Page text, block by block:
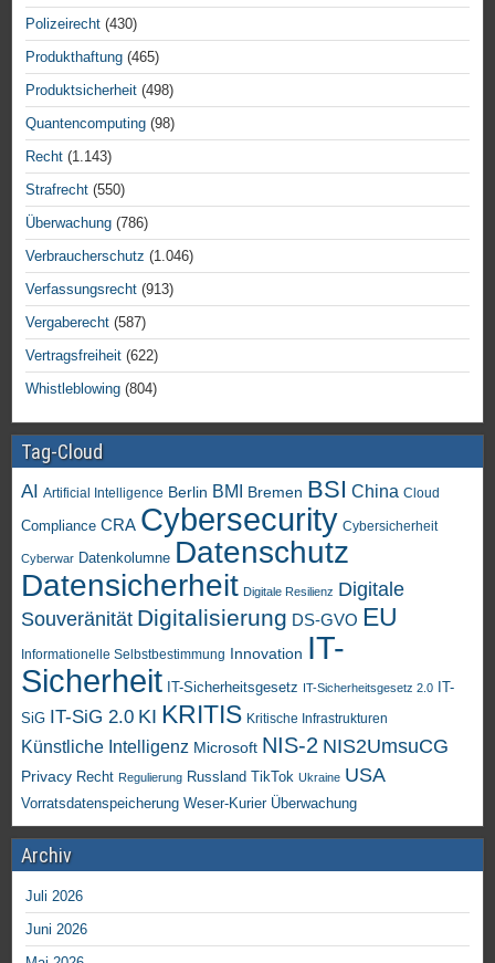
Polizeirecht (430)
Produkthaftung (465)
Produktsicherheit (498)
Quantencomputing (98)
Recht (1.143)
Strafrecht (550)
Überwachung (786)
Verbraucherschutz (1.046)
Verfassungsrecht (913)
Vergaberecht (587)
Vertragsfreiheit (622)
Whistleblowing (804)
Tag-Cloud
AI Artificial Intelligence Berlin BMI Bremen BSI China Cloud
Compliance CRA Cybersecurity Cybersicherheit
Cyberwar Datenkolumne Datenschutz
Datensicherheit Digitale Resilienz Digitale
Souveränität Digitalisierung DS-GVO EU
Informationelle Selbstbestimmung Innovation IT-
Sicherheit IT-Sicherheitsgesetz IT-Sicherheitsgesetz 2.0
IT-
SiG IT-SiG 2.0 KI KRITIS Kritische Infrastrukturen
Künstliche Intelligenz Microsoft NIS-2 NIS2UmsuCG
Privacy Recht Regulierung Russland TikTok Ukraine USA
Vorratsdatenspeicherung Weser-Kurier Überwachung
Archiv
Juli 2026
Juni 2026